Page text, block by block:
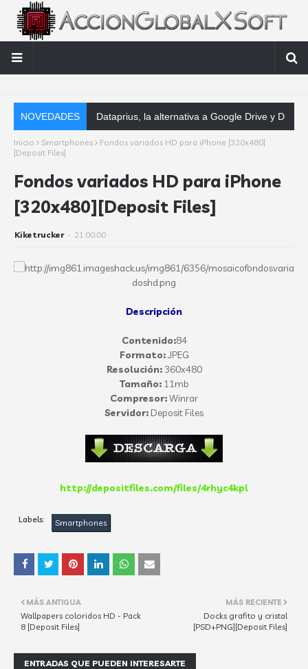
NOVEDADES Dataprius, la alternativa a Google Drive y Dropbox que las empresas debe
Inicio Smartphones
Fondos variados HD para iPhone [320x480]
[Deposit Files]
Fondos variados HD para iPhone
[320x480][Deposit Files]
Kiketrucker - 21:00:00
Descripción
Contenido:84
Formato:JPEG
Resolución:360x480
Tamaño:11mb
Compresor:Winrar
Servidor: Deposit Files
http://depositfiles.com/files/4rhyc4kpl
Labels: Smartphones
MÁS RECIENTE
Docks grafito y cristal
[PSD+PNG][Deposit Files]
MÁS ANTIGUA
Wallpapers coloridos HD - Pack
8 [Deposit Files]
ENTRADAS QUE PUEDEN INTERESARTE